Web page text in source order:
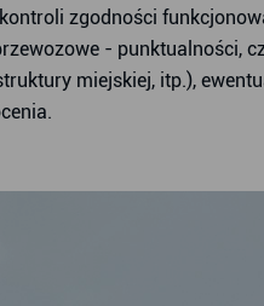
zgodności
- punktualności,
miejskiej, itp.),